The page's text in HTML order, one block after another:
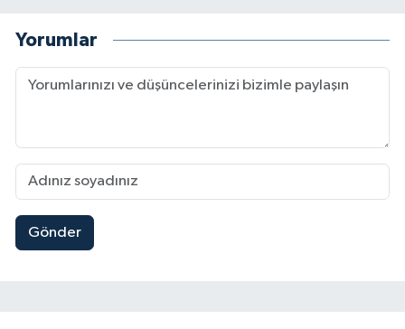
Yorumlar
Gönder